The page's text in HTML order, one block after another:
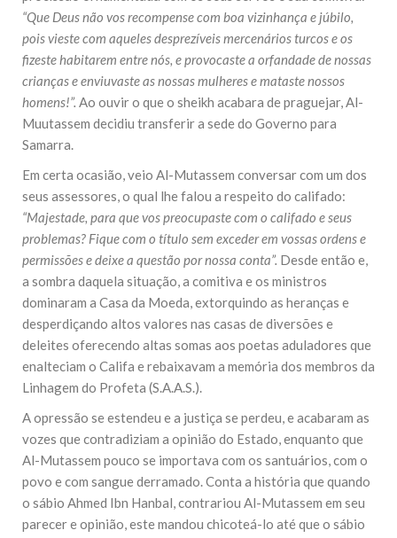
“Que Deus não vos recompense com boa vizinhança e júbilo,
pois vieste com aqueles desprezíveis mercenários turcos e os
fizeste habitarem entre nós, e provocaste a orfandade de nossas
crianças e enviuvaste as nossas mulheres e mataste nossos
homens!”. Ao ouvir o que o sheikh acabara de praguejar, Al-
Muutassem decidiu transferir a sede do Governo para
Samarra.
Em certa ocasião, veio Al-Mutassem conversar com um dos
seus assessores, o qual lhe falou a respeito do califado:
“Majestade, para que vos preocupaste com o califado e seus
problemas? Fique com o título sem exceder em vossas ordens e
permissões e deixe a questão por nossa conta”. Desde então e,
a sombra daquela situação, a comitiva e os ministros
dominaram a Casa da Moeda, extorquindo as heranças e
desperdiçando altos valores nas casas de diversões e
deleites oferecendo altas somas aos poetas aduladores que
enalteciam o Califa e rebaixavam a memória dos membros da
Linhagem do Profeta (S.A.A.S.).
A opressão se estendeu e a justiça se perdeu, e acabaram as
vozes que contradiziam a opinião do Estado, enquanto que
Al-Mutassem pouco se importava com os santuários, com o
povo e com sangue derramado. Conta a história que quando
o sábio Ahmed Ibn Hanbal, contrariou Al-Mutassem em seu
parecer e opinião, este mandou chicoteá-lo até que o sábio